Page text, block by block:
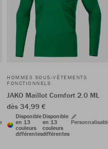
HOMMES SOUS-VÊTEMENTS
FONCTIONNELS
JAKO Maillot Comfort 2.0 ML
dès 34,99 €
Disponible
en 13
couleurs
différentes
Disponible
en 13
couleurs
différentes